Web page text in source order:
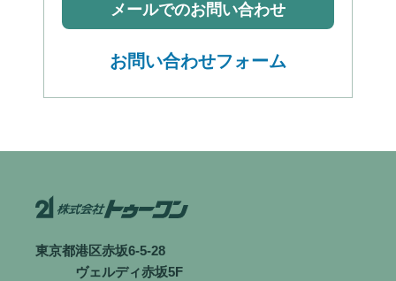
メールでのお問い合わせ
お問い合わせフォーム
東京都港区赤坂6-5-28
ヴェルディ赤坂5F